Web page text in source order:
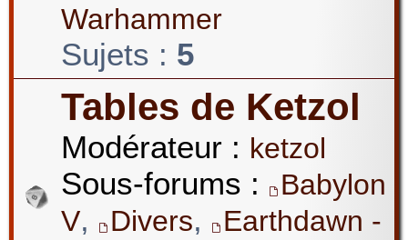
Warhammer
Sujets : 5
Tables de Ketzol
Modérateur : ketzol
Sous-forums :
Babylon
V, Divers,
Earthdawn -